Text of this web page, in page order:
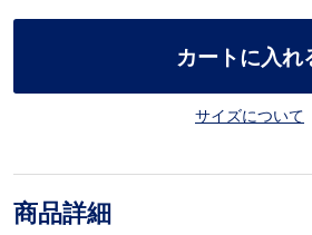
カートに入れ
サイズについて
商品詳細